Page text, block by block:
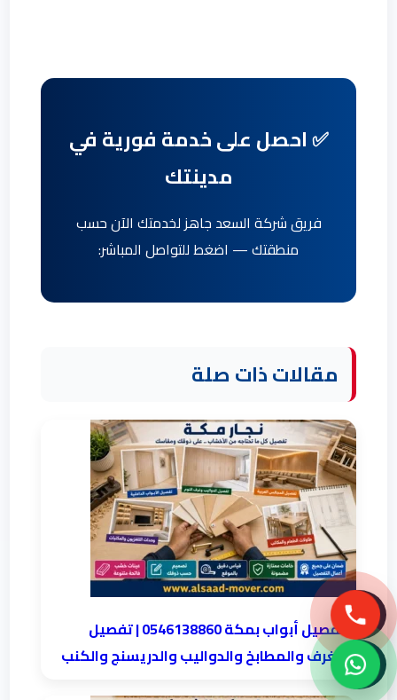
✅ احصل على خدمة فورية في
مدينتك
فريق شركة السعد جاهز لخدمتك الآن حسب
منطقتك — اضغط للتواصل المباشر:
مقالات ذات صلة
تفصيل أبواب بمكة 0546138860 | تفصيل
الغرف والمطابخ والدواليب والدريسنج والكنب